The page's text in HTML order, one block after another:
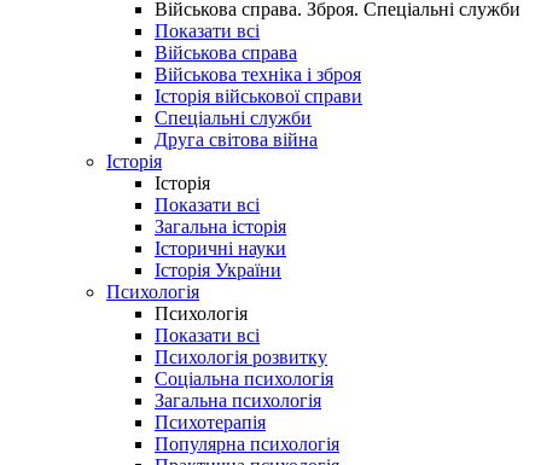
Військова справа. Зброя. Спеціальні служби
Показати всі
Військова справа
Військова техніка і зброя
Історія військової справи
Спеціальні служби
Друга світова війна
Історія
Історія
Показати всі
Загальна історія
Історичні науки
Історія України
Психологія
Психологія
Показати всі
Психологія розвитку
Соціальна психологія
Загальна психологія
Психотерапія
Популярна психологія